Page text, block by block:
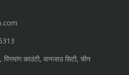
काउंटी, वानजाउ सिटी, चीन